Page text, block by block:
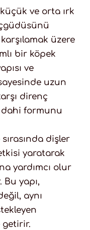
ve orta ırk
üzere
bir köpek
ve
uzun
direnç
dahi formunu
dişler
yaratarak
yardımcı olur
Bu yapı,
aynı